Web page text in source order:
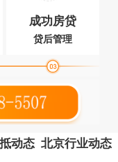
成功房贷
贷后管理
动态 北京行业动态